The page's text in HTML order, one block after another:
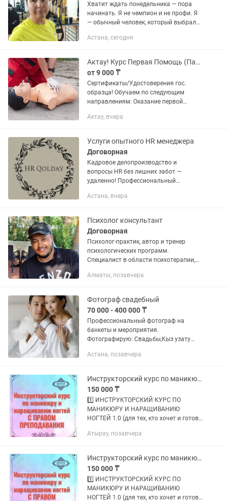
Хватит ждать понедельника — пора
начинать. Я не чемпион и не профи. Я
— обычный человек, который выбрал
без пафоса, но с душой — приходи. 🟢
Астана, сегодня
Актау! Курс Первая Помощь (Парамедики) Обучение, Курсы, Тренинги, Семинары!
от 9 000 ₸
Сертификаты/Удостоверения гос.
образца! Обучаем по следующим
направлениям: Оказание первой
Онлайн и Офлайн! Могу вести на
ученика...
Актау, вчера
Услуги опытного HR менеджера
Договорная
Кадровое делопроизводство и
вопросы HR без лишних забот —
удаленно! Профессиональный
лет в международных компаниях
связанные с...
Астана, вчера
Психолог консультант
Договорная
Психолог-практик, автор и тренер
психологических программ.
Специалист в области психотерапии,
ориентированной психотерапии,
Алматы, позавчера
Фотограф свадебный
70 000 - 400 000 ₸
Профессиональный фотограф на
банкеты и мероприятия.
Фотографирую: Свадьбы,Кыз узату
семейные, индивидуальные
конференции,...
Астана, позавчера
Инструкторский курс по маникюру и наращиванию ногтей
150 000 ₸
1️⃣ ИНСТРУКТОРСКИЙ КУРС ПО
МАНИКЮРУ И НАРАЩИВАНИЮ
НОГТЕЙ 1.0 (для тех, кто хочет и готов
ИНСТРУКТОРСКИЙ КУРС ПО
НОГТЕЙ 2.0 (для тех, кто хочет и
готов...
Атырау, позавчера
Инструкторский курс по маникюру и наращиванию ногтей
150 000 ₸
1️⃣ ИНСТРУКТОРСКИЙ КУРС ПО
МАНИКЮРУ И НАРАЩИВАНИЮ
НОГТЕЙ 1.0 (для тех, кто хочет и готов